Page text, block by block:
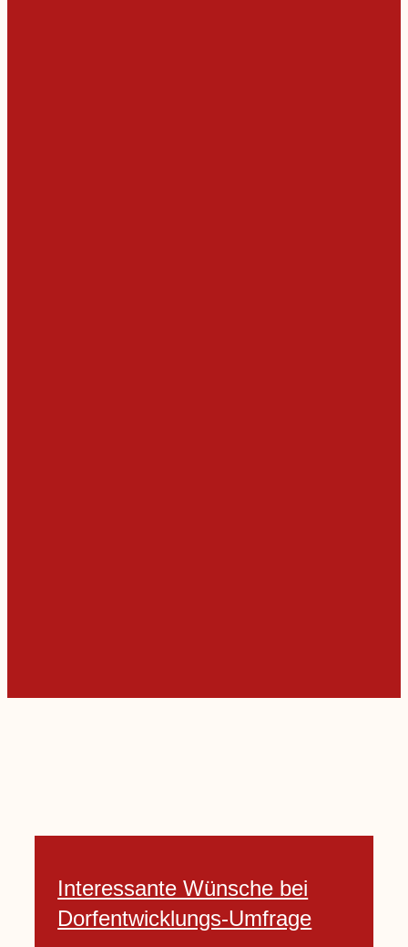
Interessante Wünsche bei
Dorfentwicklungs-Umfrage